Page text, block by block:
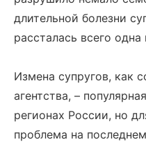
длительной болезни
рассталась всего
Измена супругов, как
агентства, –
регионах России, но
проблема на